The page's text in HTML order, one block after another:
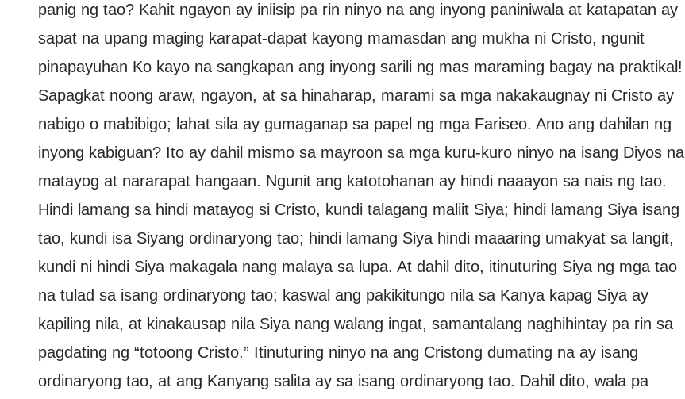
panig ng tao? Kahit ngayon ay iniisip pa rin ninyo na ang inyong paniniwala at katapatan ay
sapat na upang maging karapat-dapat kayong mamasdan ang mukha ni Cristo, ngunit
pinapayuhan Ko kayo na sangkapan ang inyong sarili ng mas maraming bagay na praktikal!
Sapagkat noong araw, ngayon, at sa hinaharap, marami sa mga nakakaugnay ni Cristo ay
nabigo o mabibigo; lahat sila ay gumaganap sa papel ng mga Fariseo. Ano ang dahilan ng
inyong kabiguan? Ito ay dahil mismo sa mayroon sa mga kuru-kuro ninyo na isang Diyos na
matayog at nararapat hangaan. Ngunit ang katotohanan ay hindi naaayon sa nais ng tao.
Hindi lamang sa hindi matayog si Cristo, kundi talagang maliit Siya; hindi lamang Siya isang
tao, kundi isa Siyang ordinaryong tao; hindi lamang Siya hindi maaaring umakyat sa langit,
kundi ni hindi Siya makagala nang malaya sa lupa. At dahil dito, itinuturing Siya ng mga tao
na tulad sa isang ordinaryong tao; kaswal ang pakikitungo nila sa Kanya kapag Siya ay
kapiling nila, at kinakausap nila Siya nang walang ingat, samantalang naghihintay pa rin sa
pagdating ng “totoong Cristo.” Itinuturing ninyo na ang Cristong dumating na ay isang
ordinaryong tao, at ang Kanyang salita ay sa isang ordinaryong tao. Dahil dito, wala pa